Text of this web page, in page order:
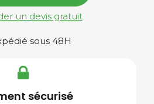
un devis gratuit
sous 48H
sécurisé